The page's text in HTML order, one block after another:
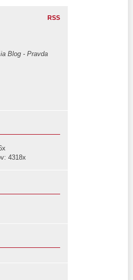
RSS
Blog - Pravda
4318x